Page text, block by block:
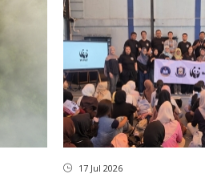
17 Jul 2026